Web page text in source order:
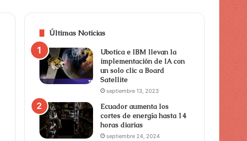
Últimas Noticias
Ubotica e IBM llevan la
implementación de IA con
un solo clic a Board
Satellite
septiembre 13, 2023
Ecuador aumenta los
cortes de energía hasta 14
horas diarias
septiembre 24, 2024